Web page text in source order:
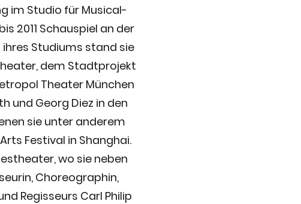
im Studio für Musical-
2011 Schauspiel an der
Studiums stand sie
dem Stadtprojekt
Theater München
und Georg Diez in den
sie unter anderem
Festival in Shanghai.
wo sie neben
Choreographin,
Regisseurs Carl Philip